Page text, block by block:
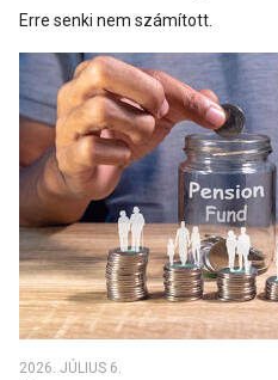
Erre senki nem számított.
2026. JÚLIUS 6.